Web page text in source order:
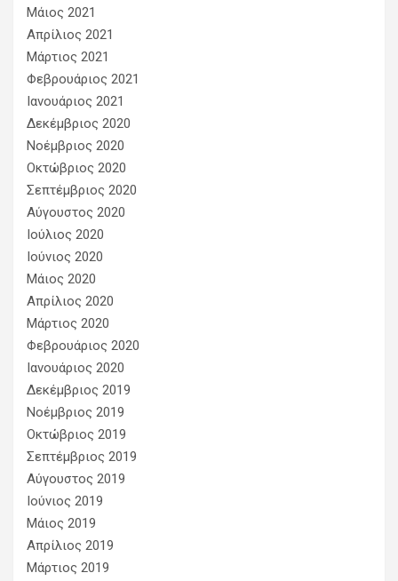
Μάιος 2021
Απρίλιος 2021
Μάρτιος 2021
Φεβρουάριος 2021
Ιανουάριος 2021
Δεκέμβριος 2020
Νοέμβριος 2020
Οκτώβριος 2020
Σεπτέμβριος 2020
Αύγουστος 2020
Ιούλιος 2020
Ιούνιος 2020
Μάιος 2020
Απρίλιος 2020
Μάρτιος 2020
Φεβρουάριος 2020
Ιανουάριος 2020
Δεκέμβριος 2019
Νοέμβριος 2019
Οκτώβριος 2019
Σεπτέμβριος 2019
Αύγουστος 2019
Ιούνιος 2019
Μάιος 2019
Απρίλιος 2019
Μάρτιος 2019